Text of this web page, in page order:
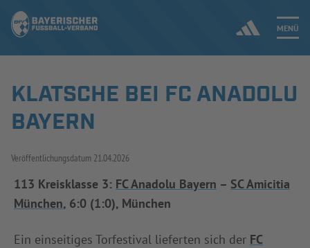
MENÜ
Jetzt einloggen
SPIELBETRIEB & VERBANDSLEBEN
AUSBILDUNG & FÖRDERUNG
KLATSCHE BEI FC ANADOLU
BAYERN
Veröffentlichungsdatum 21.04.2026
113 Kreisklasse 3: FC Anadolu Bayern – SC Amicitia
München, 6:0 (1:0), München
Ein einseitiges Torfestival lieferten sich der FC